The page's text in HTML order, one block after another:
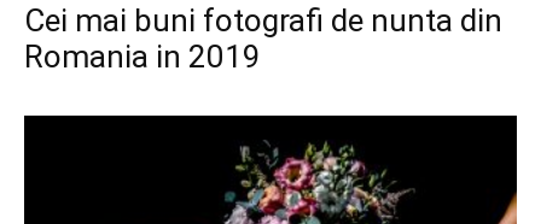
Cei mai buni fotografi de nunta din
Romania in 2019